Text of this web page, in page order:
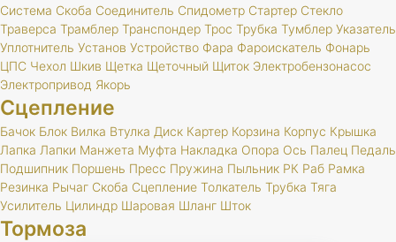
Система Скоба Соединитель Спидометр Стартер Стекло
Траверса Трамблер Транспондер Трос Трубка Тумблер Указатель
Уплотнитель Установ Устройство Фара Фароискатель Фонарь
ЦПС Чехол Шкив Щетка Щеточный Щиток Электробензонасос
Электропривод Якорь
Сцепление
Бачок Блок Вилка Втулка Диск Картер Корзина Корпус Крышка
Лапка Лапки Манжета Муфта Накладка Опора Ось Палец Педаль
Подшипник Поршень Пресс Пружина Пыльник РК Раб Рамка
Резинка Рычаг Скоба Сцепление Толкатель Трубка Тяга
Усилитель Цилиндр Шаровая Шланг Шток
Тормоза